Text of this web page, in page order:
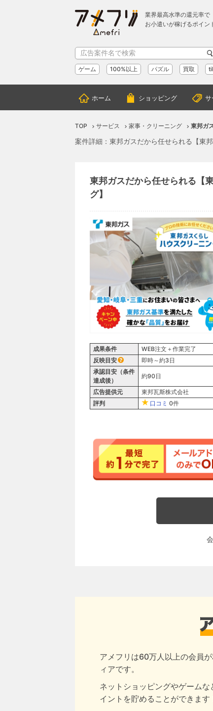
業界最高水準の還元率で
お小遣いが稼げるポイン
ゲーム 100%以上 パズル 買取
ホーム ショッピング サ
TOP サービス 家事・クリーニング 東邦ガ
案件詳細：東邦ガスだから任せられる【東
東邦ガスだから任せられる【
グ】
成果条件
WEB注文＋作業完了
反映目安
即時～約3日
承認目安（条件
達成後）
約90日
広告提供元
東邦瓦斯株式会社
評判
口コミ 0件
アメフリは60万人以上の会員
ィアです。
ネットショッピングやゲーム
イントを貯めることができます